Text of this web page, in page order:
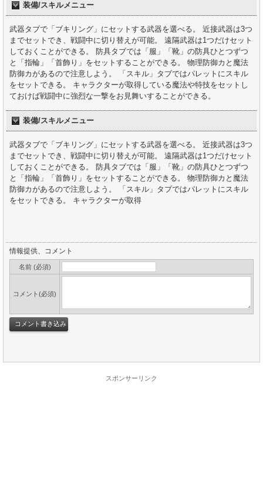
装備/スキルメニュー
武器タブで「ブキリング」にセットする武器を選べる。 近接武器は3つ
までセットでき、戦闘中に切り替えが可能。 遠隔武器は1つだけセット
しておくことができる。 防具タブでは「服」「靴」の防具ひとつずつ
と「指輪」「首飾り」をセットすることができる。 物理防御カと魔法
防御カがあるので注意しよう。 「スキル」タブではパレットにスキル
をセットできる。 キャラクターが取得している魔法や特技をセットし
ておけば戦闘中に強烈な一撃をお見舞いすることができる。
装備/スキルメニュー
武器タブで「ブキリング」にセットする武器を選べる。 近接武器は3つ
までセットでき、戦闘中に切り替えが可能。 遠隔武器は1つだけセット
しておくことができる。 防具タブでは「服」「靴」の防具ひとつずつ
と「指輪」「首飾り」をセットすることができる。 物理防御カと魔法
防御カがあるので注意しよう。 「スキル」タブではパレットにスキル
をセットできる。 キャラクターが取得
情報提供、コメント
名前 (必須)
コメント(必須)
スポンサーリンク